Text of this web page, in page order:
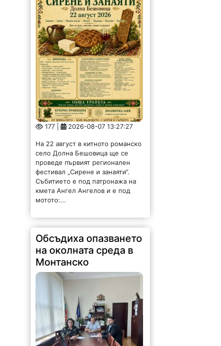
177 | 2026-08-07 13:27:27
На 22 август в китното романско
село Долна Бешовица ще се
проведе първият регионален
фестивал „Сирене и занаяти“.
Събитието е под патронажа на
кмета Ангел Ангелов и е под
мотото:...
Обсъдиха опазването
на околната среда в
Монтанско